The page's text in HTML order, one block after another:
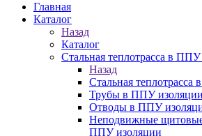
Главная
Каталог
Назад
Каталог
Стальная теплотрасса в
Назад
Стальная
Трубы в ППУ изоляции
Отводы в ППУ
Неподвижные
ППУ изоляции